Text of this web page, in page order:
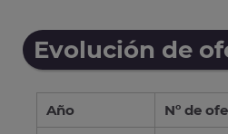
Evolución de
Año Nº de